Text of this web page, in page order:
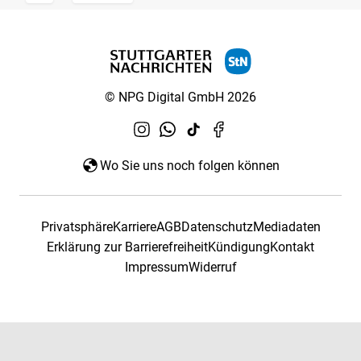
© NPG Digital GmbH 2026
Wo Sie uns noch folgen können
PrivatsphäreKarriereAGBDatenschutzMediadaten
Erklärung zur BarrierefreiheitKündigungKontakt
ImpressumWiderruf